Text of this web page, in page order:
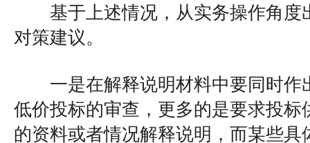
基于上述情况，从实务操作角度
对策建议。
一是在解释说明材料中要同时作
低价投标的审查，更多的是要求投标
的资料或者情况解释说明，而某些具